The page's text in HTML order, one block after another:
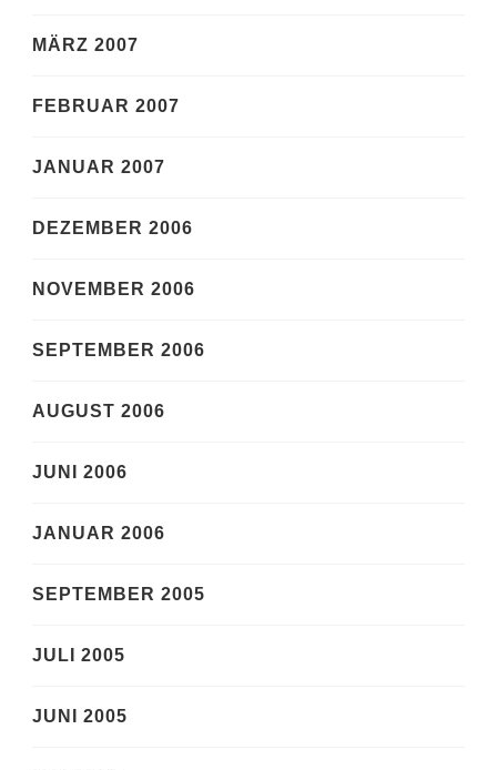
MÄRZ 2007
FEBRUAR 2007
JANUAR 2007
DEZEMBER 2006
NOVEMBER 2006
SEPTEMBER 2006
AUGUST 2006
JUNI 2006
JANUAR 2006
SEPTEMBER 2005
JULI 2005
JUNI 2005